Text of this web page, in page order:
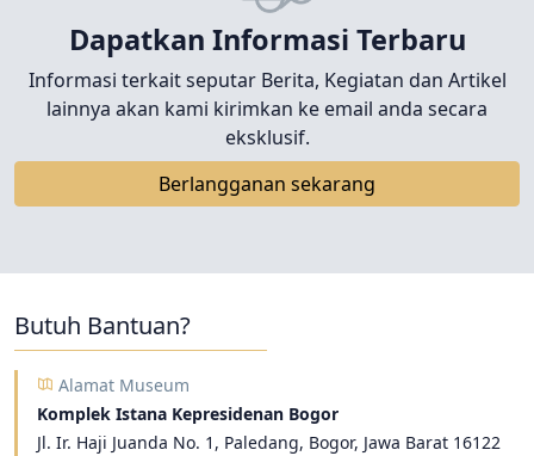
Dapatkan Informasi Terbaru
Informasi terkait seputar Berita, Kegiatan dan Artikel
lainnya akan kami kirimkan ke email anda secara
eksklusif.
Berlangganan sekarang
Butuh Bantuan?
Alamat Museum
Komplek Istana Kepresidenan Bogor
Jl. Ir. Haji Juanda No. 1, Paledang, Bogor, Jawa Barat 16122